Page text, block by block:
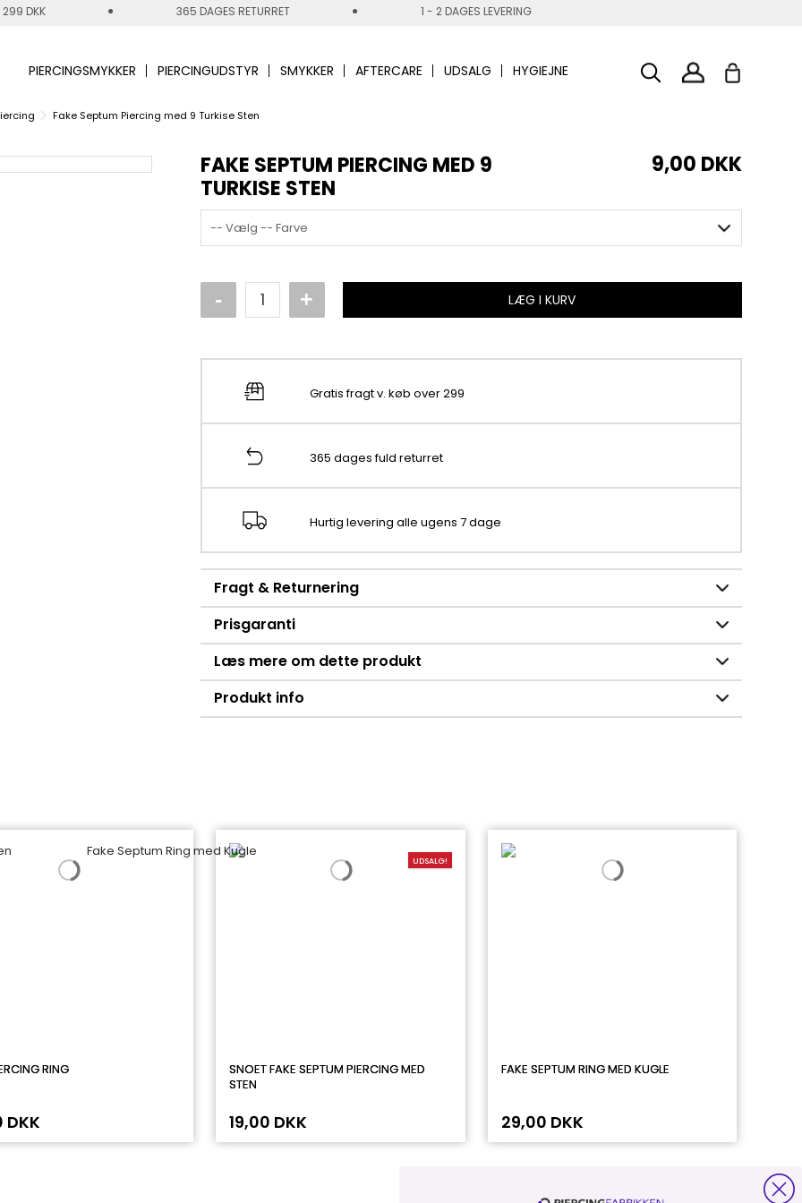
299 DKK 365 DAGES RETURRET 1 - 2 DAGES LEVERING
PIERCINGSMYKKER PIERCINGUDSTYR SMYKKER AFTERCARE UDSALG HYGIEJNE
Fake Septum Piercing med 9 Turkise Sten
FAKE SEPTUM PIERCING MED 9
TURKISE STEN
9,00 DKK
-- Vælg -- Farve
LÆG I KURV
Gratis fragt v. køb over 299
365 dages fuld returret
Hurtig levering alle ugens 7 dage
Fragt & Returnering
Prisgaranti
Læs mere om dette produkt
Produkt info
RING
DKK
UDSALG!
SNOET FAKE SEPTUM PIERCING MED
STEN
19,00 DKK
FAKE SEPTUM RING MED KUGLE
29,00 DKK